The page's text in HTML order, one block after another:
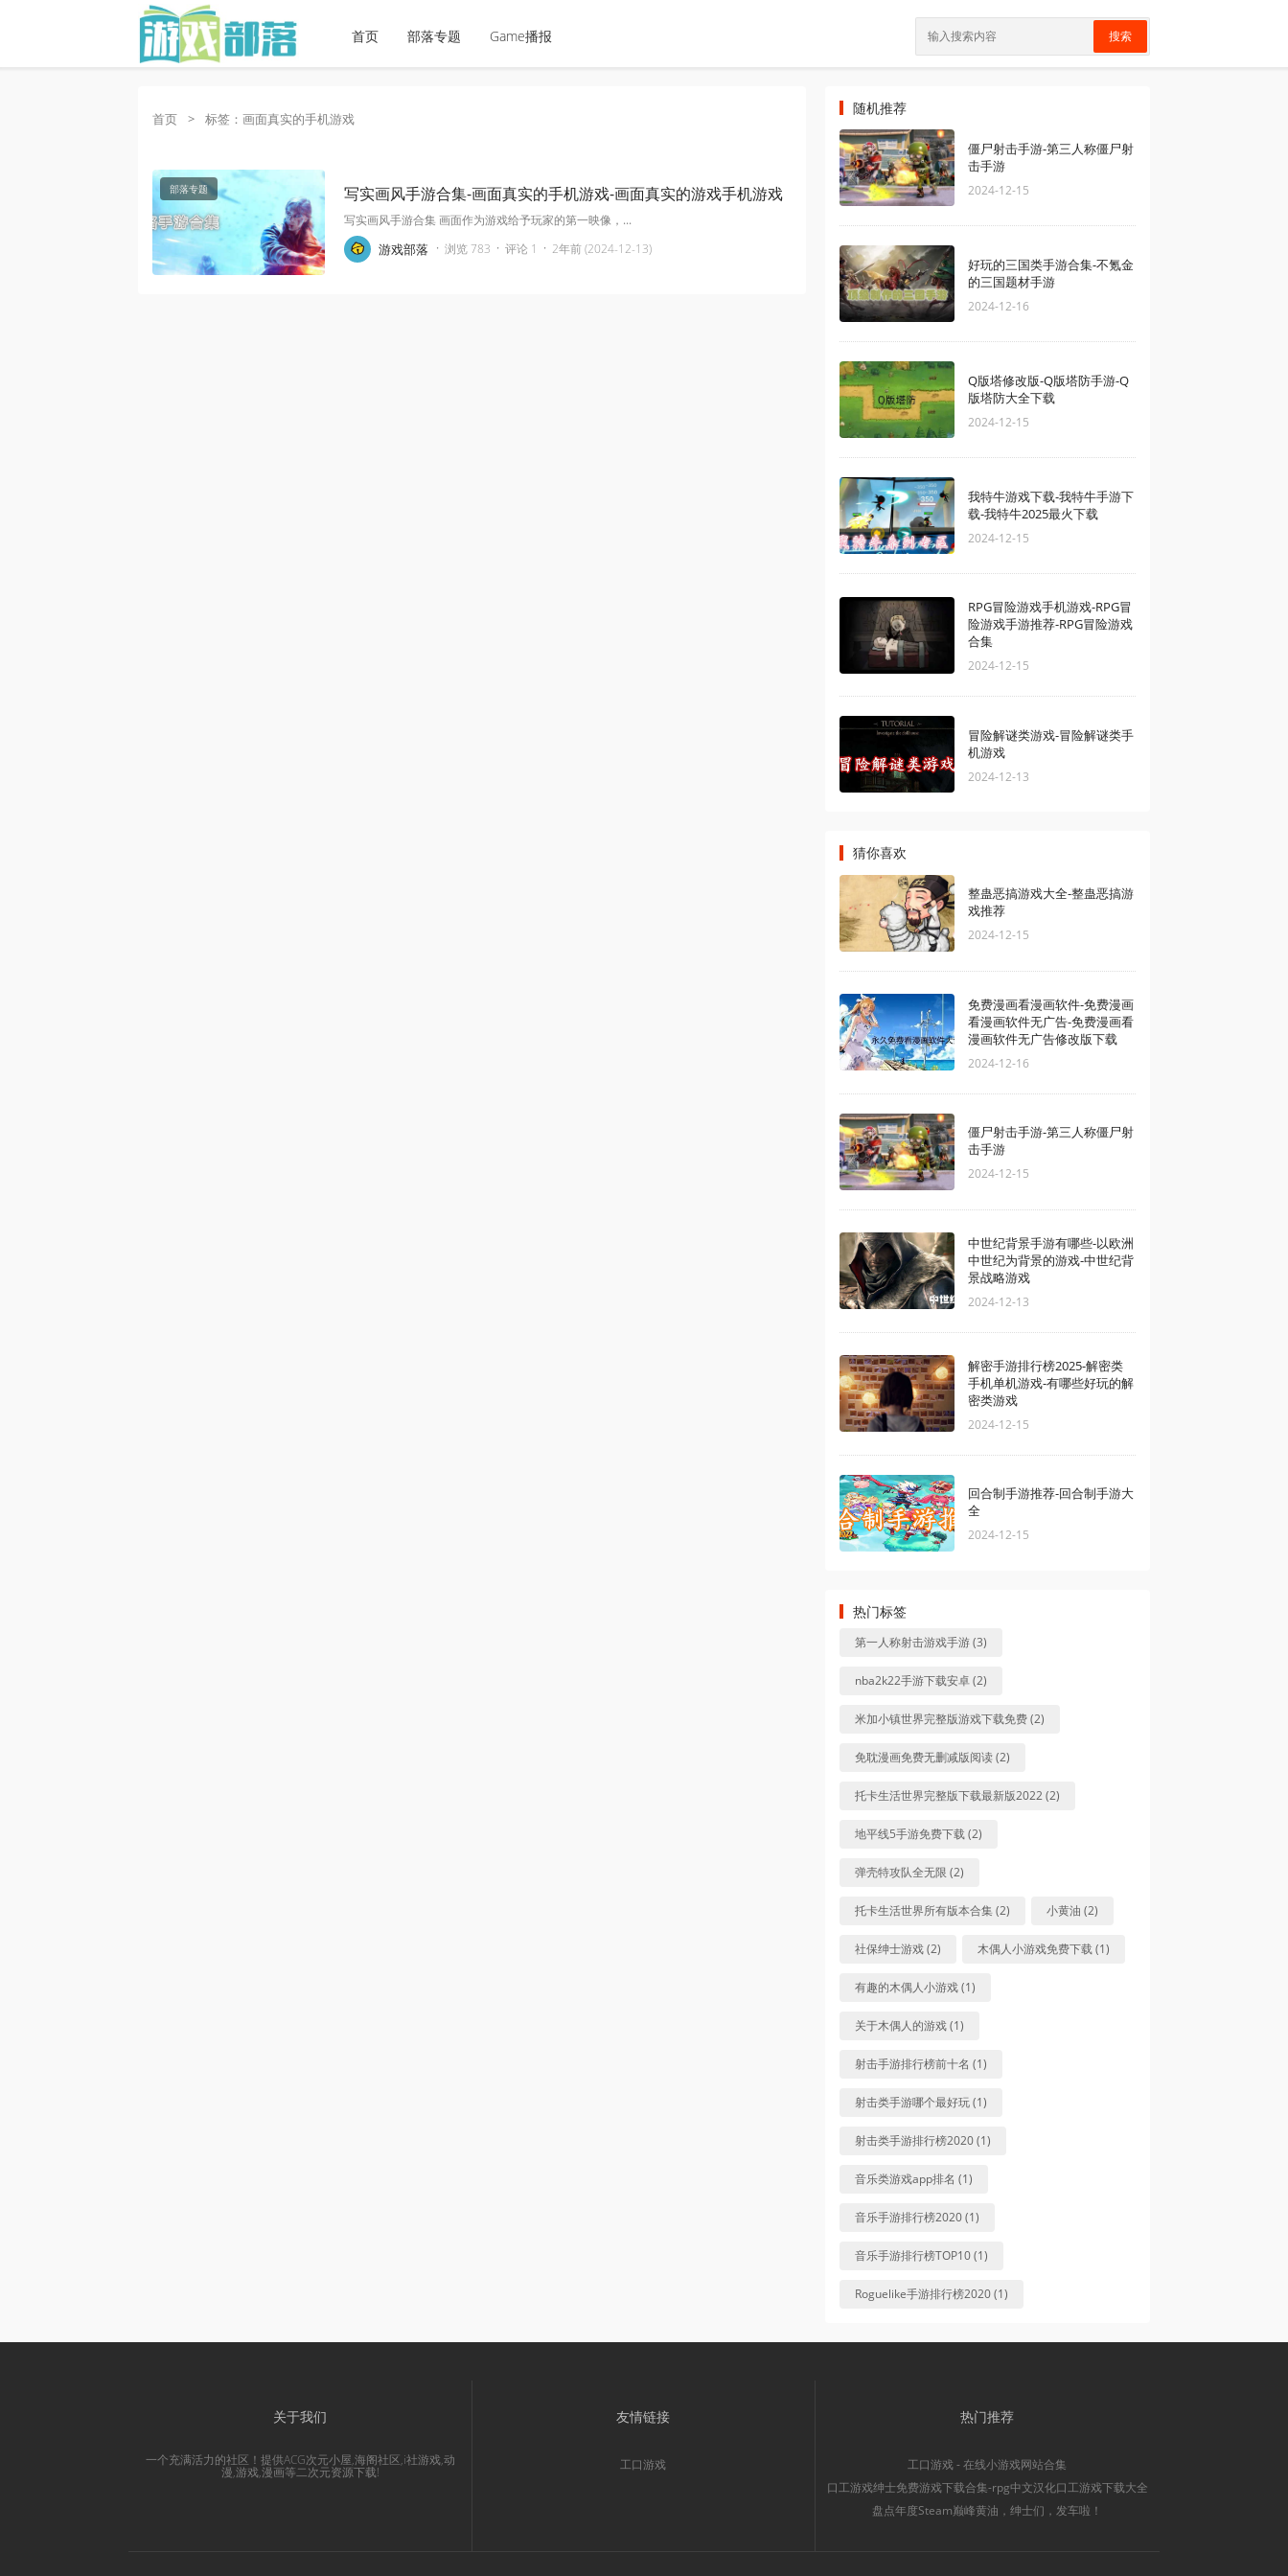
首页 部落专题 Game播报 搜索
首页 > 标签：画面真实的手机游戏
部落专题 写实画风手游合集-画面真实的手机游戏-画面真实的游戏手机游戏
写实画风手游合集 画面作为游戏给予玩家的第一映像，...
游戏部落 · 浏览 783 · 评论 1 · 2年前 (2024-12-13)
随机推荐
僵尸射击手游-第三人称僵尸射
击手游
2024-12-15
好玩的三国类手游合集-不氪金
的三国题材手游
2024-12-16
Q版塔修改版-Q版塔防手游-Q
版塔防大全下载
2024-12-15
我特牛游戏下载-我特牛手游下
载-我特牛2025最火下载
2024-12-15
RPG冒险游戏手机游戏-RPG冒
险游戏手游推荐-RPG冒险游戏
合集
2024-12-15
冒险解谜类游戏-冒险解谜类手
机游戏
2024-12-13
猜你喜欢
整蛊恶搞游戏大全-整蛊恶搞游
戏推荐
2024-12-15
免费漫画看漫画软件-免费漫画
看漫画软件无广告-免费漫画看
漫画软件无广告修改版下载
2024-12-16
僵尸射击手游-第三人称僵尸射
击手游
2024-12-15
中世纪背景手游有哪些-以欧洲
中世纪为背景的游戏-中世纪背
景战略游戏
2024-12-13
解密手游排行榜2025-解密类
手机单机游戏-有哪些好玩的解
密类游戏
2024-12-15
回合制手游推荐-回合制手游大
全
2024-12-15
热门标签
第一人称射击游戏手游 (3)
nba2k22手游下载安卓 (2)
米加小镇世界完整版游戏下载免费 (2)
免耽漫画免费无删减版阅读 (2)
托卡生活世界完整版下载最新版2022 (2)
地平线5手游免费下载 (2)
弹壳特攻队全无限 (2)
托卡生活世界所有版本合集 (2) 小黄油 (2)
社保绅士游戏 (2) 木偶人小游戏免费下载 (1)
有趣的木偶人小游戏 (1)
关于木偶人的游戏 (1)
射击手游排行榜前十名 (1)
射击类手游哪个最好玩 (1)
射击类手游排行榜2020 (1)
音乐类游戏app排名 (1)
音乐手游排行榜2020 (1)
音乐手游排行榜TOP10 (1)
Roguelike手游排行榜2020 (1)
关于我们
一个充满活力的社区！提供ACG次元小屋,海阁社区,i社游戏,动
漫,游戏,漫画等二次元资源下载!
友情链接
工口游戏
热门推荐
工口游戏 - 在线小游戏网站合集
口工游戏绅士免费游戏下载合集-rpg中文汉化口工游戏下载大全
盘点年度Steam巅峰黄油，绅士们，发车啦！